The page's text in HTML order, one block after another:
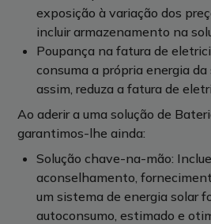
exposição à variação dos
incluir armazenamento na
Poupança na fatura de
consuma a própria energia da
assim, reduza a fatura de
Ao aderir a uma solução de
garantimos-lhe ainda:
Solução chave-na-mão:
aconselhamento,
um sistema de energia solar
autoconsumo, estimado e